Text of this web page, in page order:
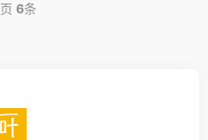
页 6条